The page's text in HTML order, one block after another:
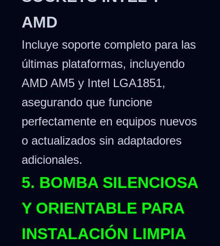
AMD
Incluye soporte completo para las
últimas plataformas, incluyendo
AMD AM5 y Intel LGA1851,
asegurando que funcione
perfectamente en equipos nuevos
o actualizados sin adaptadores
adicionales.
5. BOMBA SILENCIOSA
Y ORIENTABLE PARA
INSTALACIÓN LIMPIA